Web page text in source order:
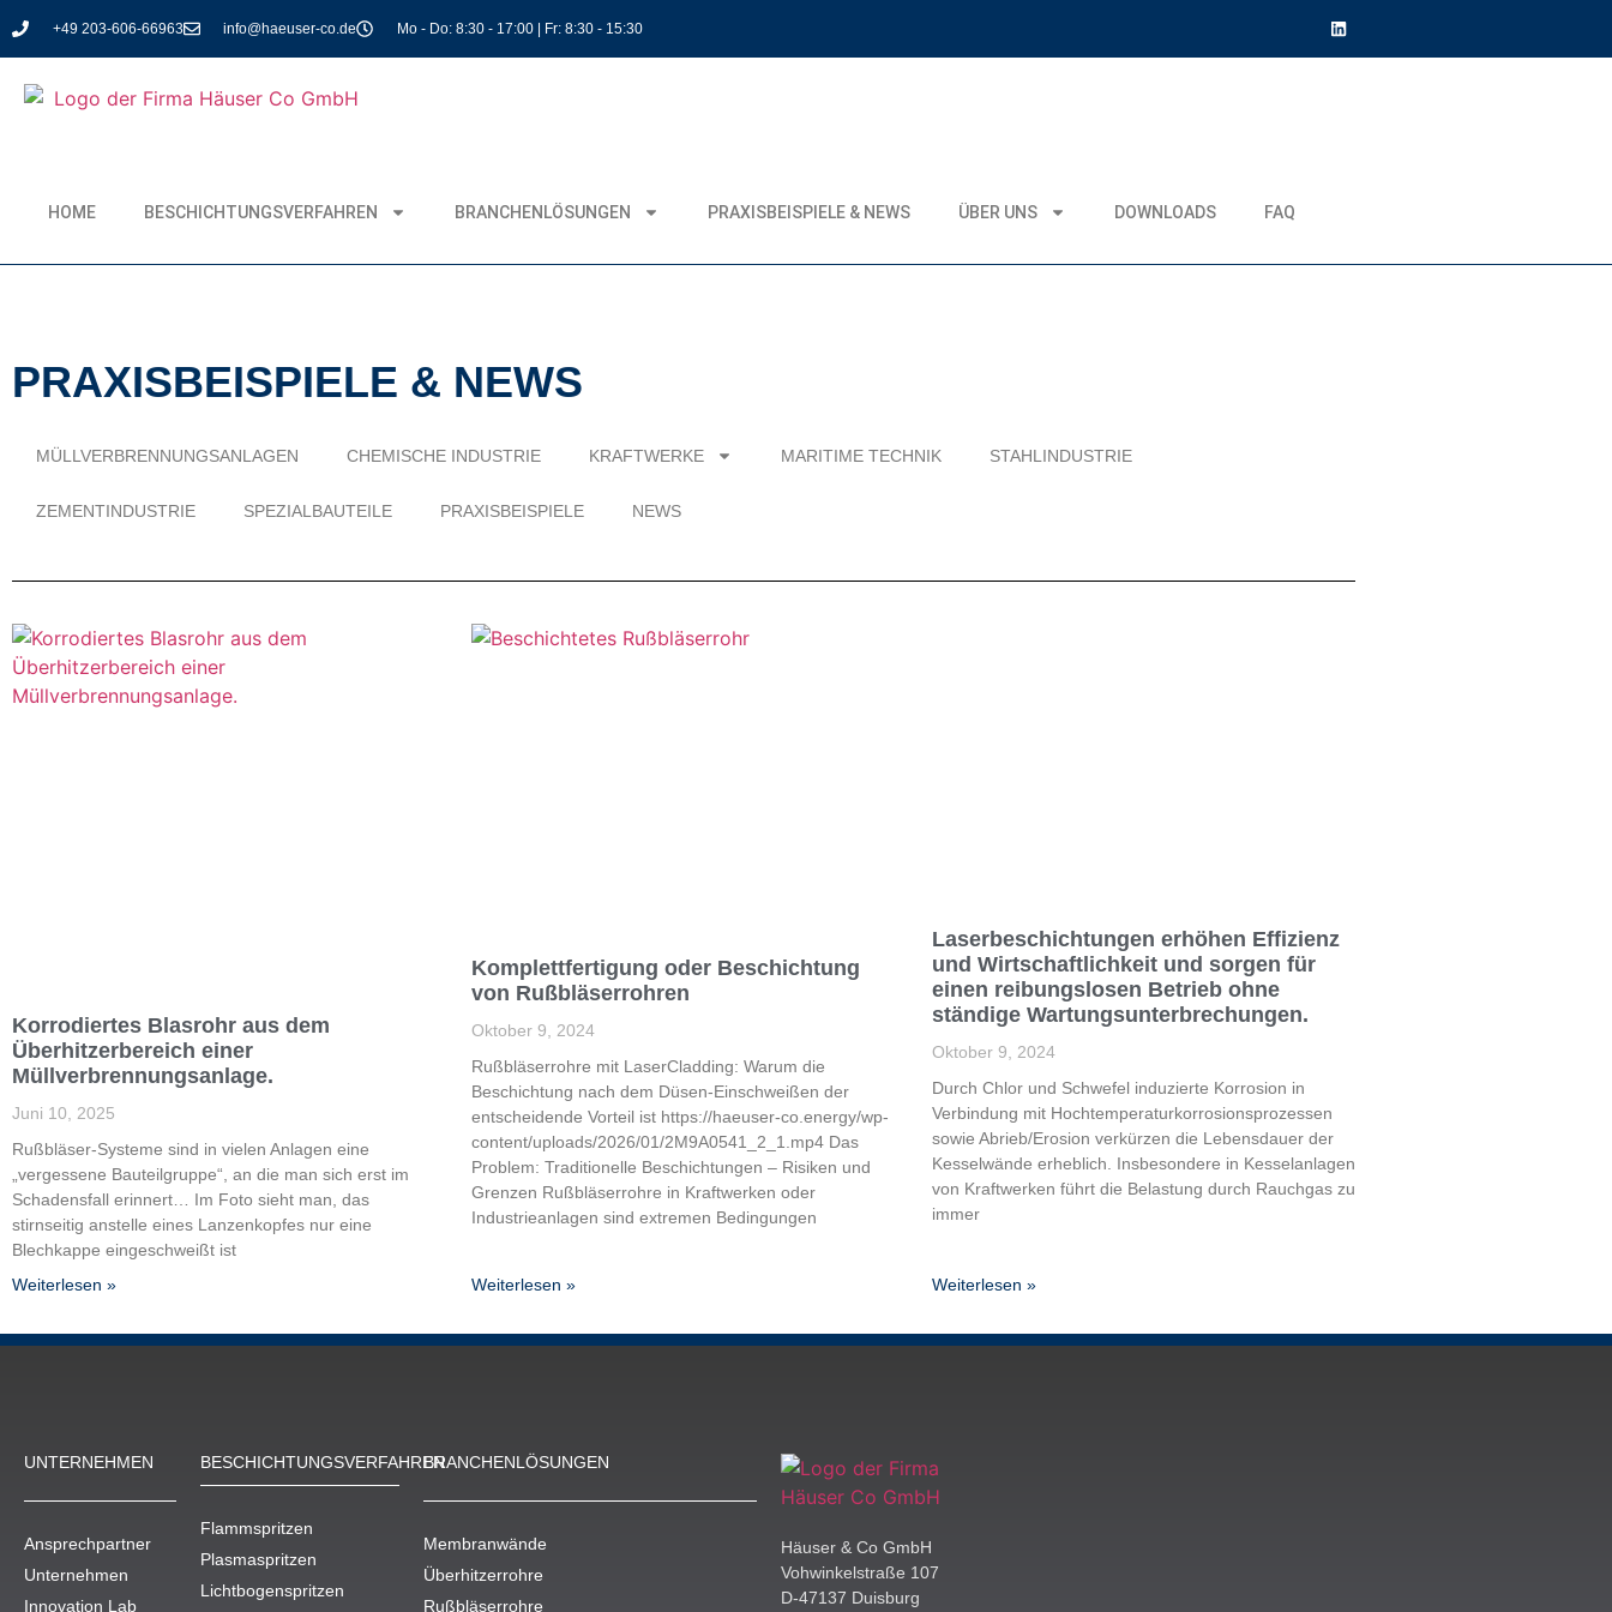
+49 203-606-66963 info@haeuser-co.de Mo - Do: 8:30 - 17:00 | Fr: 8:30 - 15:30
HOME BESCHICHTUNGSVERFAHREN BRANCHENLÖSUNGEN PRAXISBEISPIELE & NEWS ÜBER UNS DOWNLOADS FAQ
PRAXISBEISPIELE & NEWS
MÜLLVERBRENNUNGSANLAGEN CHEMISCHE INDUSTRIE KRAFTWERKE MARITIME TECHNIK STAHLINDUSTRIE
ZEMENTINDUSTRIE SPEZIALBAUTEILE PRAXISBEISPIELE NEWS
Korrodiertes Blasrohr aus dem
Überhitzerbereich einer
Müllverbrennungsanlage.
Juni 10, 2025
Rußbläser-Systeme sind in vielen Anlagen eine
„vergessene Bauteilgruppe“, an die man sich erst im
Schadensfall erinnert… Im Foto sieht man, das
stirnseitig anstelle eines Lanzenkopfes nur eine
Blechkappe eingeschweißt ist
Weiterlesen »
Komplettfertigung oder Beschichtung
von Rußbläserrohren
Oktober 9, 2024
Rußbläserrohre mit LaserCladding: Warum die
Beschichtung nach dem Düsen-Einschweißen der
entscheidende Vorteil ist https://haeuser-co.energy/wp-
content/uploads/2026/01/2M9A0541_2_1.mp4 Das
Problem: Traditionelle Beschichtungen – Risiken und
Grenzen Rußbläserrohre in Kraftwerken oder
Industrieanlagen sind extremen Bedingungen
Weiterlesen »
Laserbeschichtungen erhöhen Effizienz
und Wirtschaftlichkeit und sorgen für
einen reibungslosen Betrieb ohne
ständige Wartungsunterbrechungen.
Oktober 9, 2024
Durch Chlor und Schwefel induzierte Korrosion in
Verbindung mit Hochtemperaturkorrosionsprozessen
sowie Abrieb/Erosion verkürzen die Lebensdauer der
Kesselwände erheblich. Insbesondere in Kesselanlagen
von Kraftwerken führt die Belastung durch Rauchgas zu
immer
Weiterlesen »
UNTERNEHMEN
Ansprechpartner
Unternehmen
Innovation Lab
BESCHICH­TUNGS­VERFAHREN
Flammspritzen
Plasmaspritzen
Lichtbogenspritzen
BRANCHENLÖSUNGEN
Membranwände
Überhitzerrohre
Rußbläserrohre
Häuser & Co GmbH
Vohwinkelstraße 107
D-47137 Duisburg